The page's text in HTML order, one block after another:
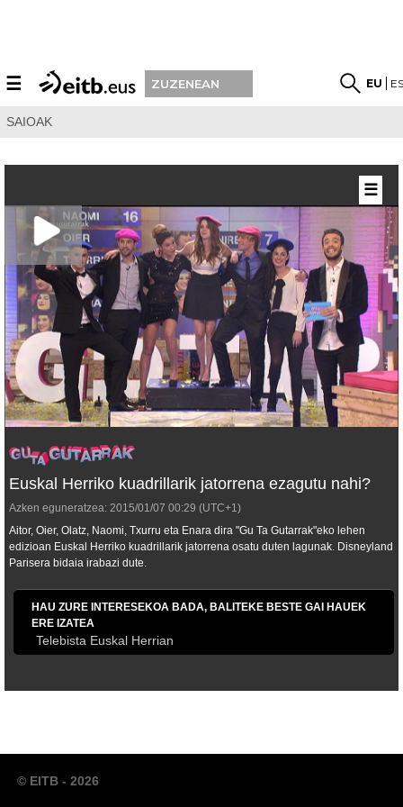
☰ ZUZENEAN EU
SAIOAK
Euskal Herriko kuadrillarik jatorrena ezagutu nahi?
Azken eguneratzea: 2015/01/07 00:29 (UTC+1)
Aitor, Oier, Olatz, Naomi, Txurru eta Enara dira "Gu Ta Gutarrak"eko lehen
edizioan Euskal Herriko kuadrillarik jatorrena osatu duten lagunak. Disneyland
Parisera bidaia irabazi dute.
HAU ZURE INTERESEKOA BADA, BALITEKE BESTE GAI HAUEK
ERE IZATEA
Telebista Euskal Herrian
☰
© EITB - 2026